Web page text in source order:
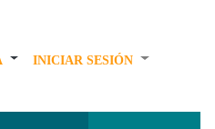
INICIAR SESIÓN